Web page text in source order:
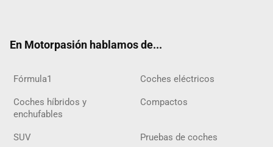
En Motorpasión hablamos de...
Fórmula1 Coches eléctricos
Coches híbridos y
enchufables
Compactos
SUV Pruebas de coches